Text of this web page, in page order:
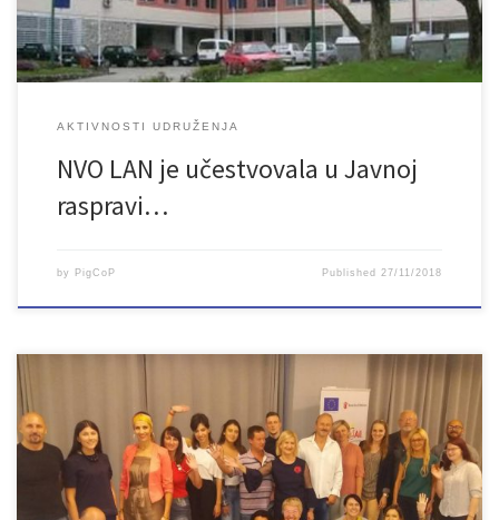
AKTIVNOSTI UDRUŽENJA
NVO LAN je učestvovala u Javnoj
raspravi…
by PigCoP Published 27/11/2018
Članice Udruženja „Lan“ prisustvovale su trodnevnom treningu
pod nazivom : „Uspostavljanje inovativnih usluga za djecu iz
ranjivih skupina“. Ova aktivnost dio je projekta koji Save the
Children u partnerstvu sa Udruženjem „Žene sa Une“ iz Bihaća i